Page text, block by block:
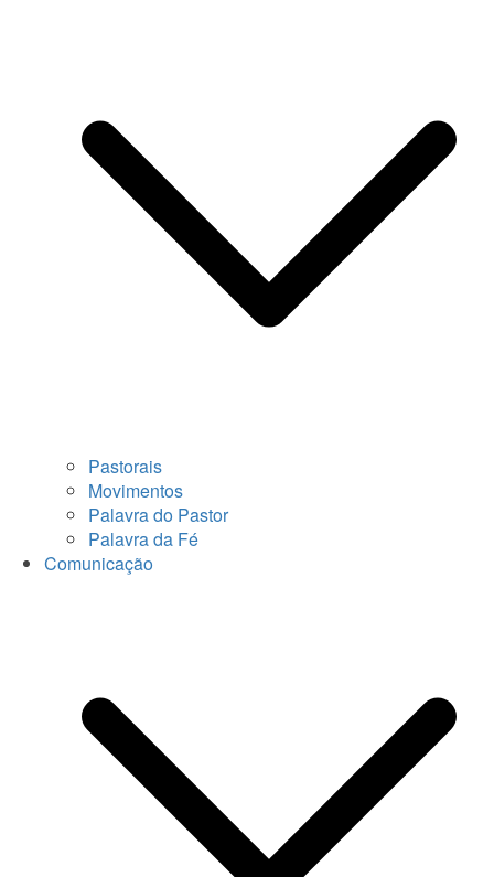
Pastorais
Movimentos
Palavra do Pastor
Palavra da Fé
Comunicação